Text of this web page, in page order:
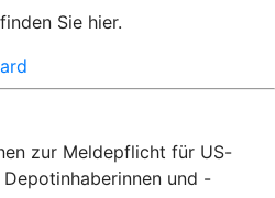
Sie hier.
zur Meldepflicht für US-
und -